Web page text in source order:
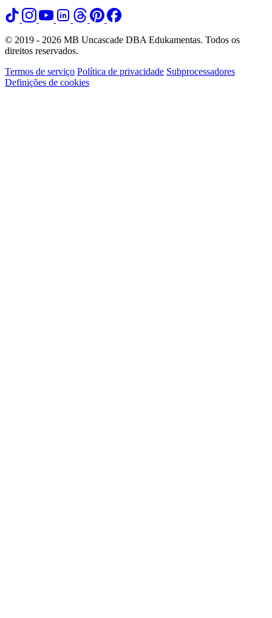
© 2019 - 2026 MB Uncascade DBA Edukamentas. Todos os
direitos reservados.
Termos de serviço Política de privacidade Subprocessadores
Definições de cookies